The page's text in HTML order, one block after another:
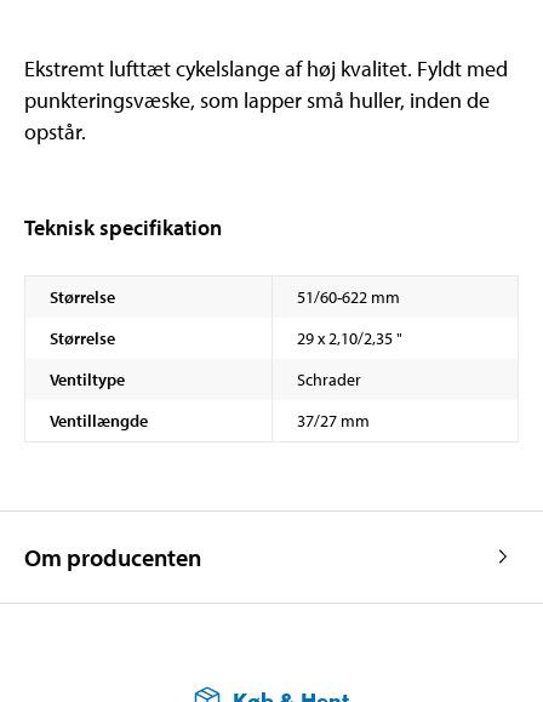
Ekstremt lufttæt cykelslange af høj kvalitet. Fyldt med
punkteringsvæske, som lapper små huller, inden de
opstår.
Teknisk specifikation
Størrelse
51/60-622 mm
Størrelse
29 x 2,10/2,35 "
Ventiltype
Schrader
Ventillængde
37/27 mm
Om producenten